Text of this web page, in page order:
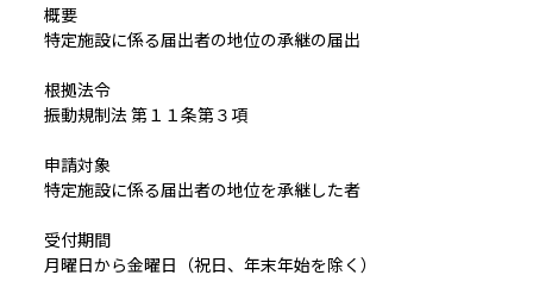
概要
特定施設に係る届出者の地位の承継の届出
根拠法令
振動規制法 第１１条第３項
申請対象
特定施設に係る届出者の地位を承継した者
受付期間
月曜日から金曜日（祝日、年末年始を除く）